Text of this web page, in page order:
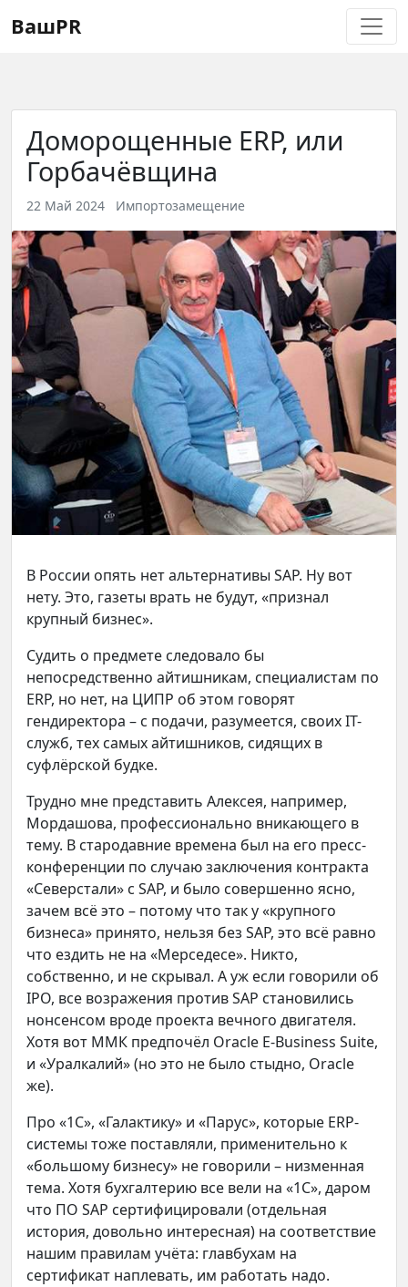
Регистрация
ВашPR
Доморощенные ERP, или
Горбачёвщина
22 Май 2024 Импортозамещение
В России опять нет альтернативы SAP. Ну вот
нету. Это, газеты врать не будут, «признал
крупный бизнес».
Судить о предмете следовало бы
непосредственно айтишникам, специалистам по
ERP, но нет, на ЦИПР об этом говорят
гендиректора – с подачи, разумеется, своих IT-
служб, тех самых айтишников, сидящих в
суфлёрской будке.
Трудно мне представить Алексея, например,
Мордашова, профессионально вникающего в
тему. В стародавние времена был на его пресс-
конференции по случаю заключения контракта
«Северстали» с SAP, и было совершенно ясно,
зачем всё это – потому что так у «крупного
бизнеса» принято, нельзя без SAP, это всё равно
что ездить не на «Мерседесе». Никто,
собственно, и не скрывал. А уж если говорили об
IPO, все возражения против SAP становились
нонсенсом вроде проекта вечного двигателя.
Хотя вот ММК предпочёл Oracle E-Business Suite,
и «Уралкалий» (но это не было стыдно, Oracle
же).
Про «1С», «Галактику» и «Парус», которые ERP-
системы тоже поставляли, применительно к
«большому бизнесу» не говорили – низменная
тема. Хотя бухгалтерию все вели на «1С», даром
что ПО SAP сертифицировали (отдельная
история, довольно интересная) на соответствие
нашим правилам учёта: главбухам на
сертификат наплевать, им работать надо.